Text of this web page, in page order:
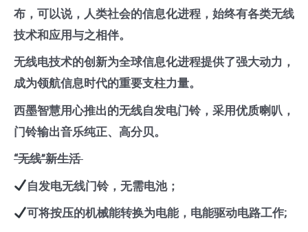
布，可以说，人类社会的信息化进程，始终有各类无线
技术和应用与之相伴。
无线电技术的创新为全球信息化进程提供了强大动力，
成为领航信息时代的重要支柱力量。
西墨智慧用心推出的无线自发电门铃，采用优质喇叭，
门铃输出音乐纯正、高分贝。
“无线”新生活
自发电无线门铃，无需电池；
可将按压的机械能转换为电能，电能驱动电路工作;